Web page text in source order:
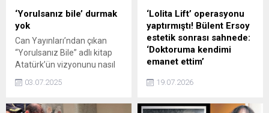
‘Yorulsanız bile’ durmak
yok
Can Yayınları’ndan çıkan
“Yorulsanız Bile” adlı kitap
Atatürk’ün vizyonunu nasıl
ne kadar güvendiğini
03.07.2025
‘Lolita Lift’ operasyonu
yaptırmıştı! Bülent Ersoy
estetik sonrası sahnede:
‘Doktoruma kendimi
emanet ettim’
operasyonlarının ardından
19.07.2026